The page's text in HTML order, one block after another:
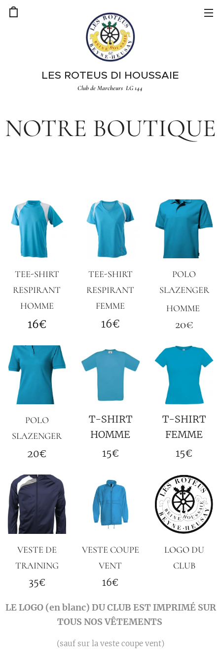
LES ROTEUS DI HOUSSAIE
Club de Marcheurs LG 144
NOTRE BOUTIQUE
TEE-SHIRT
RESPIRANT
HOMME
16€
TEE-SHIRT
RESPIRANT
FEMME
16€
POLO
SLAZENGER
HOMME
20€
POLO
SLAZENGER
20€
T-SHIRT
HOMME
15€
T-SHIRT
FEMME
15€
VESTE DE
TRAINING
35€
VESTE COUPE
VENT
16€
LOGO DU
CLUB
LE LOGO (en blanc) DU CLUB EST IMPRIMÉ SUR
TOUS NOS VÊTEMENTS
(sauf sur la veste coupe vent)